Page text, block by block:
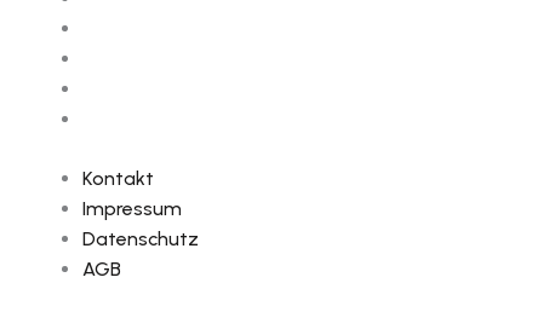
Kontakt
Impressum
Datenschutz
AGB